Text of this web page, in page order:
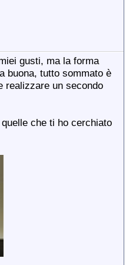
gusti, ma la forma
buona, tutto sommato è
realizzare un secondo
che ti ho cerchiato